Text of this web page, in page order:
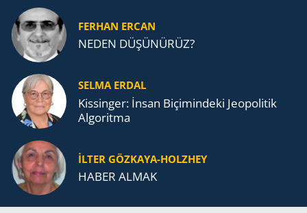
FERHAN ERCAN
NEDEN DÜŞÜNÜRÜZ?
SELMA ERDAL
Kissinger: İnsan Biçimindeki Jeopolitik
Algoritma
İLTER GÖZKAYA-HOLZHEY
HABER ALMAK